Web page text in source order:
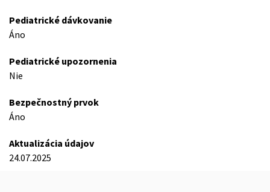
Pediatrické dávkovanie
Áno
Pediatrické upozornenia
Nie
Bezpečnostný prvok
Áno
Aktualizácia údajov
24.07.2025